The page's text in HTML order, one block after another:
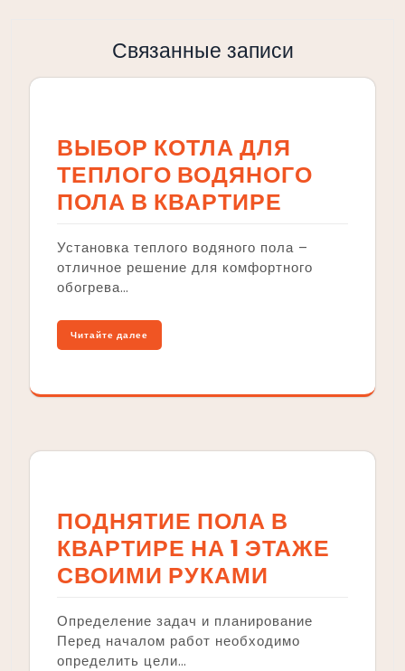
Связанные записи
ВЫБОР КОТЛА ДЛЯ
ТЕПЛОГО ВОДЯНОГО
ПОЛА В КВАРТИРЕ
Установка теплого водяного пола –
отличное решение для комфортного
обогрева…
Читайте далее
ПОДНЯТИЕ ПОЛА В
КВАРТИРЕ НА 1 ЭТАЖЕ
СВОИМИ РУКАМИ
Определение задач и планирование
Перед началом работ необходимо
определить цели…